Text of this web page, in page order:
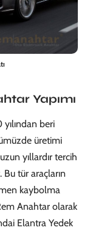
Yapımı
yılından beri
üretimi
yıllardır tercih
Bu tür araçların
kaybolma
Anahtar olarak
Elantra Yedek